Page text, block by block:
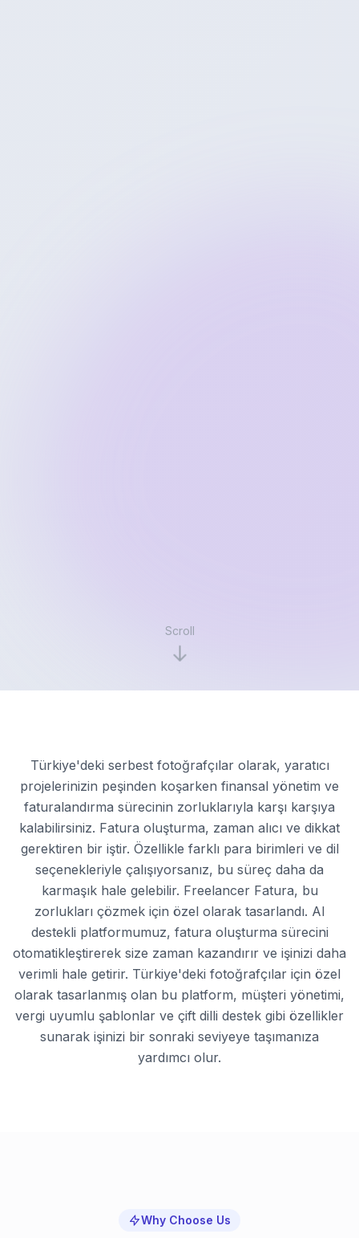
Scroll
Türkiye'deki serbest fotoğrafçılar olarak, yaratıcı
projelerinizin peşinden koşarken finansal yönetim ve
faturalandırma sürecinin zorluklarıyla karşı karşıya
kalabilirsiniz. Fatura oluşturma, zaman alıcı ve dikkat
gerektiren bir iştir. Özellikle farklı para birimleri ve dil
seçenekleriyle çalışıyorsanız, bu süreç daha da
karmaşık hale gelebilir. Freelancer Fatura, bu
zorlukları çözmek için özel olarak tasarlandı. AI
destekli platformumuz, fatura oluşturma sürecini
otomatikleştirerek size zaman kazandırır ve işinizi daha
verimli hale getirir. Türkiye'deki fotoğrafçılar için özel
olarak tasarlanmış olan bu platform, müşteri yönetimi,
vergi uyumlu şablonlar ve çift dilli destek gibi özellikler
sunarak işinizi bir sonraki seviyeye taşımanıza
yardımcı olur.
Why Choose Us